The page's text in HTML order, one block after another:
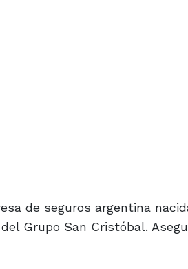
de seguros argentina
Grupo San Cristóbal.